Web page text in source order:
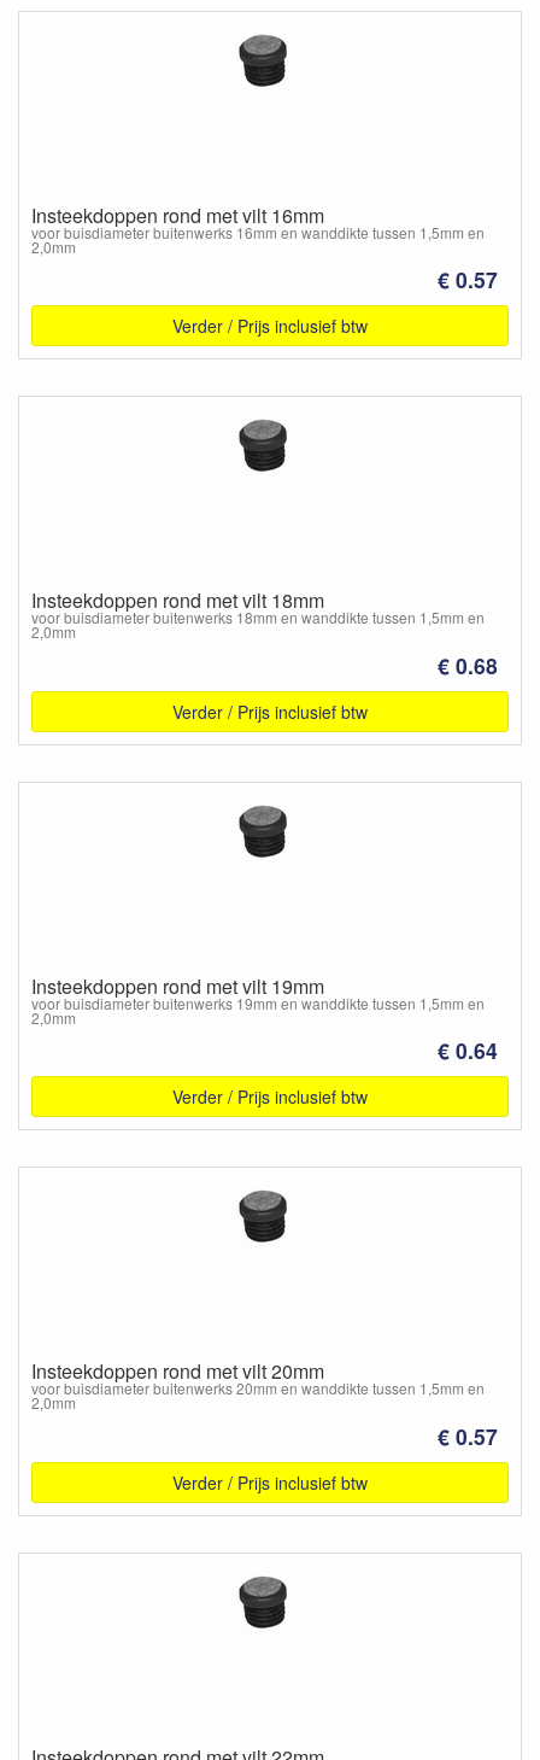
Insteekdoppen rond met vilt 16mm
voor buisdiameter buitenwerks 16mm en wanddikte tussen 1,5mm en
2,0mm
€ 0.57
Verder / Prijs inclusief btw
Insteekdoppen rond met vilt 18mm
voor buisdiameter buitenwerks 18mm en wanddikte tussen 1,5mm en
2,0mm
€ 0.68
Verder / Prijs inclusief btw
Insteekdoppen rond met vilt 19mm
voor buisdiameter buitenwerks 19mm en wanddikte tussen 1,5mm en
2,0mm
€ 0.64
Verder / Prijs inclusief btw
Insteekdoppen rond met vilt 20mm
voor buisdiameter buitenwerks 20mm en wanddikte tussen 1,5mm en
2,0mm
€ 0.57
Verder / Prijs inclusief btw